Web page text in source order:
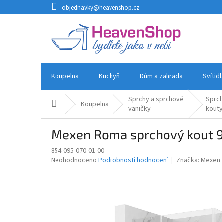
na
objednavky@heavenshop.cz
Koupelna Kuchyň Dům a zahrada
Domů Koupelna
Sprchy a sprchové
vaničky
kouty
Mexen Roma sprchový
854-095-070-01-00
Průměrné
Neohodnoceno Podrobnosti hodnocení Značka: Mexen